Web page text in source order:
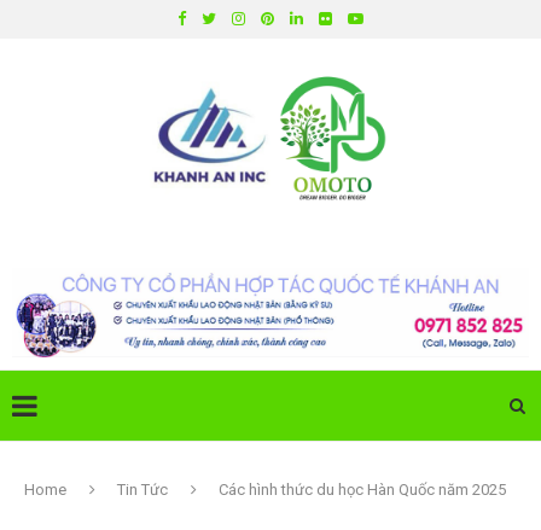
Home Tin Tức Các hình thức du học Hàn Quốc năm 2025